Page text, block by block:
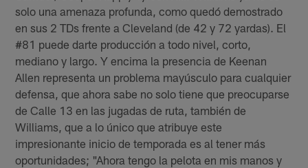
solo una amenaza profunda, como quedó demostrado
en sus 2 TDs frente a Cleveland (de 42 y 72 yardas). El
#81 puede darte producción a todo nivel, corto,
mediano y largo. Y encima la presencia de Keenan
Allen representa un problema mayúsculo para cualquier
defensa, que ahora sabe no solo tiene que preocuparse
de Calle 13 en las jugadas de ruta, también de
Williams, que a lo único que atribuye este
impresionante inicio de temporada es al tener más
oportunidades; "Ahora tengo la pelota en mis manos y